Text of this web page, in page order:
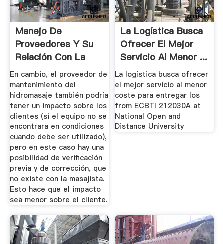
Manejo De
Proveedores Y Su
Relación Con La
Gestión Del ...
En cambio, el proveedor de
mantenimiento del
hidromasaje también podría
tener un impacto sobre los
clientes (si el equipo no se
encontrara en condiciones
cuando debe ser utilizado),
pero en este caso hay una
posibilidad de verificación
previa y de corrección, que
no existe con la masajista.
Esto hace que el impacto
sea menor sobre el cliente.
La Logística Busca
Ofrecer El Mejor
Servicio Al Menor ...
La logística busca ofrecer
el mejor servicio al menor
coste para entregar los
from ECBTI 212030A at
National Open and
Distance University